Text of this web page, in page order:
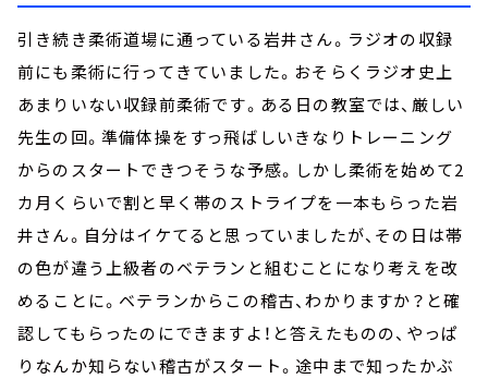
引き続き柔術道場に通っている岩井さん。ラジオの収録
前にも柔術に行ってきていました。おそらくラジオ史上
あまりいない収録前柔術です。ある日の教室では、厳しい
先生の回。準備体操をすっ飛ばしいきなりトレーニング
からのスタートできつそうな予感。しかし柔術を始めて2
カ月くらいで割と早く帯のストライプを一本もらった岩
井さん。自分はイケてると思っていましたが、その日は帯
の色が違う上級者のベテランと組むことになり考えを改
めることに。ベテランからこの稽古、わかりますか？と確
認してもらったのにできますよ！と答えたものの、やっぱ
りなんか知らない稽古がスタート。途中まで知ったかぶ